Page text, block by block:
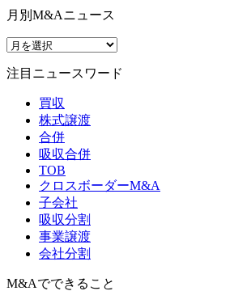
月別M&Aニュース
注目ニュースワード
買収
株式譲渡
合併
吸収合併
TOB
クロスボーダーM&A
子会社
吸収分割
事業譲渡
会社分割
M&Aでできること